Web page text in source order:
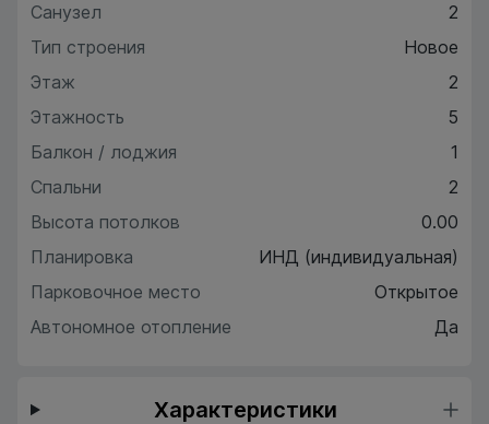
Санузел
2
Тип строения
Новое
Этаж
2
Этажность
5
Балкон / лоджия
1
Спальни
2
Высота потолков
0.00
Планировка
ИНД (индивидуальная)
Парковочное место
Открытое
Автономное отопление
Да
Характеристики